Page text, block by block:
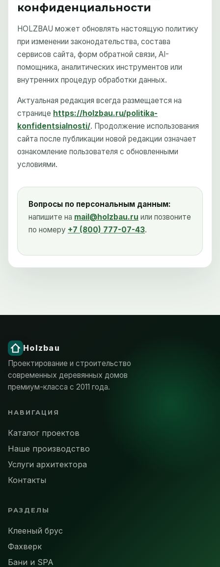
конфиденциальности
HOLZBAU может обновлять настоящую политику
при изменении законодательства, состава
сервисов сайта, форм обратной связи, AI-
помощника, аналитических инструментов или
внутренних процедур обработки данных.
Актуальная редакция всегда размещается на
странице https://holzbau.ru/politika-
konfidentsialnosti/. Продолжение использования
сайта после публикации новой редакции означает
ознакомление пользователя с обновленными
условиями.
Вопросы по персональным данным:
напишите на mail@holzbau.ru или позвоните
по номеру +7 (800) 777-07-43.
Проектирование и строительство
современных деревянных домов
премиум-класса с 2011 года.
НАВИГАЦИЯ
Каталог проектов
Наше производство
Услуги архитектора
Контакты
РАЗДЕЛЫ
Клееный брус
Фахверк
Бани и SPA